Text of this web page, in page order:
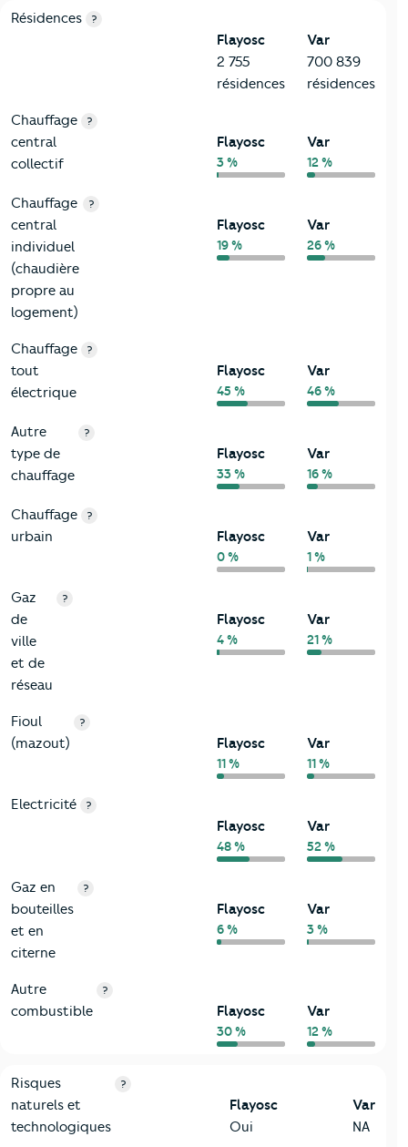
8-Chauffage
Critères Flayosc
Résidences ?
Flayosc
2 755
résidences
Var
700 839
résidences
Chauffage
central
collectif
?
Flayosc
3 %
Var
12 %
Chauffage
central
individuel
(chaudière
propre au
logement)
?
Flayosc
19 %
Var
26 %
Chauffage
tout
électrique
?
Flayosc
45 %
Var
46 %
Autre
type de
chauffage
?
Flayosc
33 %
Var
16 %
Chauffage
urbain
?
Flayosc
0 %
Var
1 %
Gaz
de
ville
et de
réseau
?
Flayosc
4 %
Var
21 %
Fioul
(mazout)
?
Flayosc
11 %
Var
11 %
Electricité ?
Flayosc
48 %
Var
52 %
Gaz en
bouteilles
et en
citerne
?
Flayosc
6 %
Var
3 %
Autre
combustible
?
Flayosc
30 %
Var
12 %
9-Diagnostic risques
Critères Flayosc
Risques
naturels et
technologiques
?
Flayosc
Oui
Var
NA